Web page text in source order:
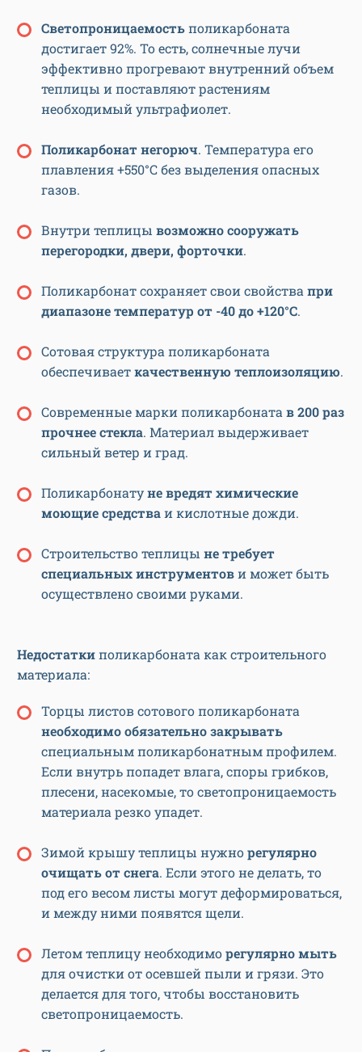
Светопроницаемостьполикарбоната
достигает 92%. То есть, солнечные лучи
эффективно прогревают внутренний объем
теплицы и поставляют растениям
необходимый ультрафиолет.
Поликарбонат негорюч. Температура его
плавления +550°C без выделения опасных
газов.
Внутри теплицы возможно сооружать
перегородки, двери, форточки.
Поликарбонат сохраняет свои свойствапри
диапазоне температур от -40 до +120°C.
Сотовая структура поликарбоната
обеспечиваеткачественную теплоизоляцию.
Современные марки поликарбонатав 200 раз
прочнее стекла. Материал выдерживает
сильный ветер и град.
Поликарбонатуне вредят химические
моющие средстваи кислотные дожди.
Строительство теплицы не требует
специальных инструментови может быть
осуществлено своими руками.
Недостаткиполикарбоната как строительного
материала:
Торцы листов сотового поликарбоната
необходимо обязательно закрывать
специальным поликарбонатным профилем.
Если внутрь попадет влага, споры грибков,
плесени, насекомые, то светопроницаемость
материала резко упадет.
Зимой крышу теплицы нужнорегулярно
очищать от снега. Если этого не делать, то
под его весом листы могут деформироваться,
и между ними появятся щели.
Летом теплицу необходиморегулярно мыть
для очистки от осевшей пыли и грязи. Это
делается для того, чтобы восстановить
светопроницаемость.